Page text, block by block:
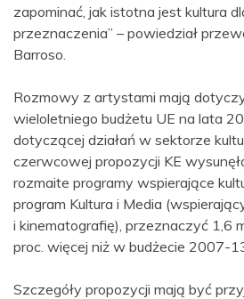
zapominać, jak istotna jest kultura
przeznaczenia” – powiedział
Barroso.
Rozmowy z artystami mają
wieloletniego budżetu UE na lata
dotyczącej działań w sektorze
czerwcowej propozycji KE
rozmaite programy wspierające
program Kultura i Media
i kinematografię), przeznaczyć 1,6
proc. więcej niż w budżecie 2007-
Szczegóły propozycji mają być